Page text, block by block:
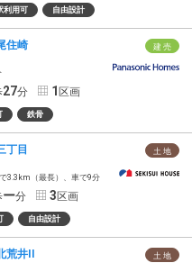
利用可 自由設計
建 売
住崎
27分 1区画
鉄骨
土 地
丁目
3.3km（最長）、車で9分
ー分 3区画
自由設計
土 地
荒井II